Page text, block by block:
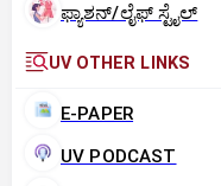
ಫ್ಯಾಶನ್/ಲೈಫ್‌ ಸ್ಟೈಲ್
UV OTHER LINKS
E-PAPER
UV PODCAST